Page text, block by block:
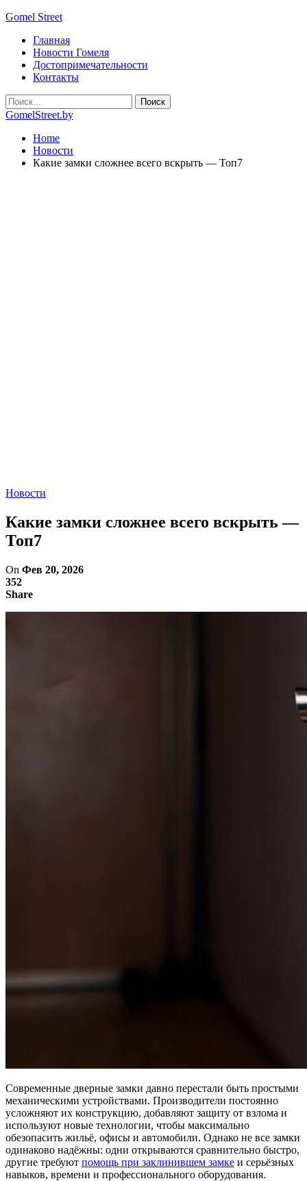
Gomel Street
Главная
Новости Гомеля
Достопримечательности
Контакты
GomelStreet.by
Home
Новости
Какие замки сложнее всего вскрыть — Топ7
Новости
Какие замки сложнее всего вскрыть —
Топ7
On Фев 20, 2026
352
Share
Современные дверные замки давно перестали быть простыми
механическими устройствами. Производители постоянно
усложняют их конструкцию, добавляют защиту от взлома и
используют новые технологии, чтобы максимально
обезопасить жильё, офисы и автомобили. Однако не все замки
одинаково надёжны: одни открываются сравнительно быстро,
другие требуют помощь при заклинившем замке и серьёзных
навыков, времени и профессионального оборудования.